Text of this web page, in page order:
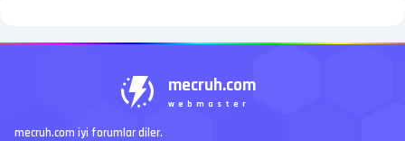
mecruh.com
webmaster
mecruh.com iyi forumlar diler.